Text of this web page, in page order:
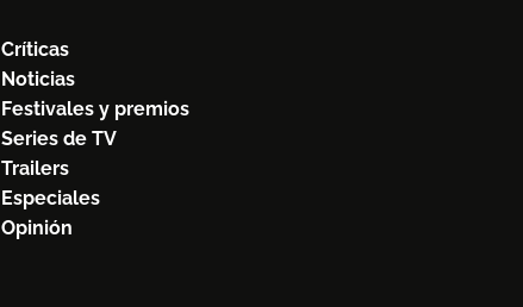
Críticas
Noticias
Festivales y premios
Series de TV
Trailers
Especiales
Opinión